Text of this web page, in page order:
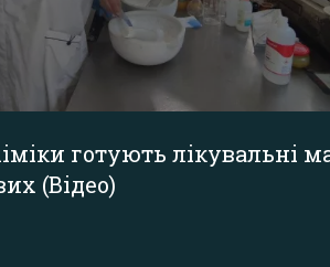
готують лікувальні
(Відео)